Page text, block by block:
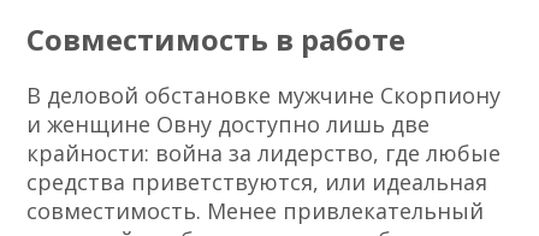
Совместимость в работе
В деловой обстановке мужчине Скорпиону
и женщине Овну доступно лишь две
крайности: война за лидерство, где любые
средства приветствуются, или идеальная
совместимость. Менее привлекательный